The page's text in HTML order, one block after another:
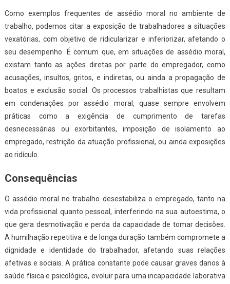
Como exemplos frequentes de assédio moral no ambiente de
trabalho, podemos citar a exposição de trabalhadores a situações
vexatórias, com objetivo de ridicularizar e inferiorizar, afetando o
seu desempenho. É comum que, em situações de assédio moral,
existam tanto as ações diretas por parte do empregador, como
acusações, insultos, gritos, e indiretas, ou ainda a propagação de
boatos e exclusão social. Os processos trabalhistas que resultam
em condenações por assédio moral, quase sempre envolvem
práticas como a exigência de cumprimento de tarefas
desnecessárias ou exorbitantes, imposição de isolamento ao
empregado, restrição da atuação profissional, ou ainda exposições
ao ridículo.
Consequências
O assédio moral no trabalho desestabiliza o empregado, tanto na
vida profissional quanto pessoal, interferindo na sua autoestima, o
que gera desmotivação e perda da capacidade de tomar decisões.
A humilhação repetitiva e de longa duração também compromete a
dignidade e identidade do trabalhador, afetando suas relações
afetivas e sociais. A prática constante pode causar graves danos à
saúde física e psicológica, evoluir para uma incapacidade laborativa